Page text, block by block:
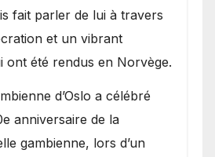
fait parler de lui à travers
et un vibrant
ont été rendus en Norvège.
d’Oslo a célébré
anniversaire de la
gambienne, lors d’un